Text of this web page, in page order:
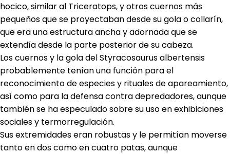
hocico, similar al Triceratops, y otros cuernos más
pequeños que se proyectaban desde su gola o collarín,
que era una estructura ancha y adornada que se
extendía desde la parte posterior de su cabeza.
Los cuernos y la gola del Styracosaurus albertensis
probablemente tenían una función para el
reconocimiento de especies y rituales de apareamiento,
así como para la defensa contra depredadores, aunque
también se ha especulado sobre su uso en exhibiciones
sociales y termorregulación.
Sus extremidades eran robustas y le permitían moverse
tanto en dos como en cuatro patas, aunque